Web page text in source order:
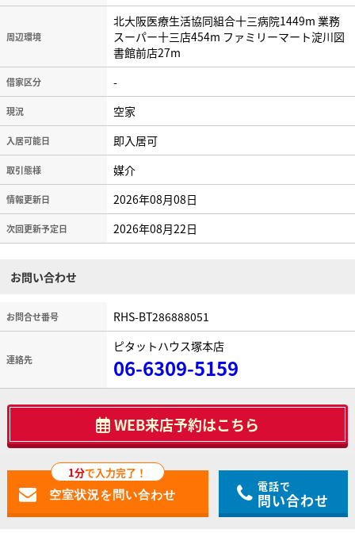
周辺環境
北大阪医療生活協同組合十三病院1449m 業務
スーパー十三店454m ファミリーマート淀川図
書館前店27m
借家区分 -
現況 空家
入居可能日 即入居可
取引態様 媒介
情報更新日 2026年08月08日
次回更新予定日 2026年08月22日
お問い合わせ
お問合せ番号 RHS-BT286888051
連絡先
ピタットハウス塚本店
06-6309-5159
WEB来店予約はこちら
1分で入力完了！
電話で
問い合わせ